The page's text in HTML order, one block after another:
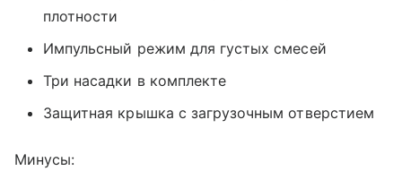
плотности
Импульсный режим для густых смесей
Три насадки в комплекте
Защитная крышка с загрузочным отверстием
Минусы: